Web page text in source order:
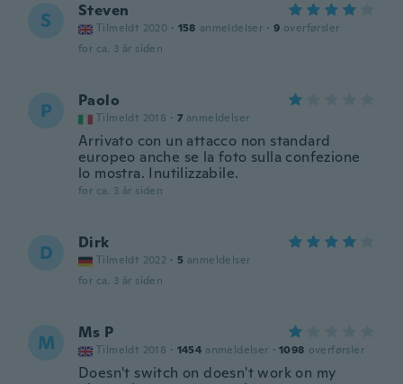
S Steven
Tilmeldt 2020 · 158 anmeldelser · 9 overførsler
for ca. 3 år siden
P Paolo
Tilmeldt 2018 · 7 anmeldelser
Arrivato con un attacco non standard
europeo anche se la foto sulla confezione
lo mostra. Inutilizzabile.
for ca. 3 år siden
D Dirk
Tilmeldt 2022 · 5 anmeldelser
for ca. 3 år siden
M Ms P
Tilmeldt 2018 · 1454 anmeldelser · 1098 overførsler
Doesn't switch on doesn't work on my